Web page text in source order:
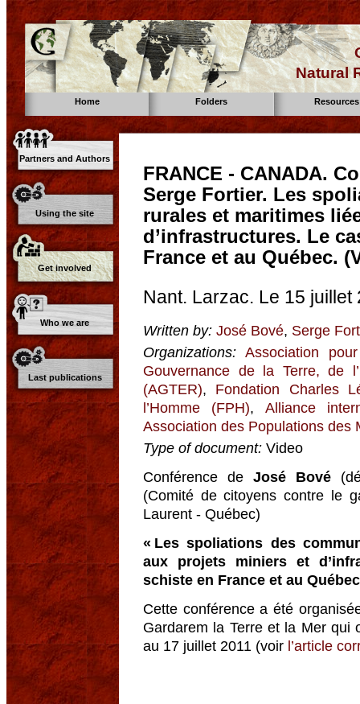
Natural
Home Folders Resources
Partners and Authors
Using the site
Get involved
Who we are
Last publications
FRANCE - CANADA.
Serge Fortier. Les
rurales et maritimes
d’infrastructures. Le
France et au Québec.
Nant. Larzac. Le 15 juillet
Written by: José Bové, Serge
Organizations: Association
Gouvernance de la Terre, de
(AGTER), Fondation Charles
l’Homme (FPH), Alliance
Association des Populations des
Type of document: Video
Conférence deJosé Bové
(Comité de citoyens contre le
Laurent - Québec)
« Les spoliations des
aux projets miniers et
schiste en France et au
Cette conférence a été
Gardarem la Terre et la Mer
au 17 juillet 2011 (voir l’article